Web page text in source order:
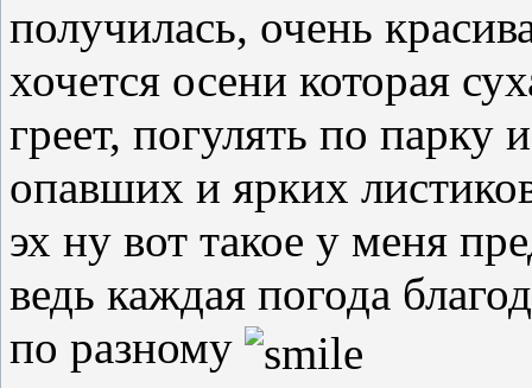
получилась, очень
хочется осени которая
греет, погулять по парку
опавших и ярких
эх ну вот такое у меня
ведь каждая погода
по разному